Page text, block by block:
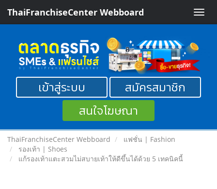
Toggle
ThaiFranchiseCenter Webboard
เข้าสู่ระบบ
สมัครสมาชิก
สนใจโฆษณา
ThaiFranchiseCenter Webboard
แฟชั่น | Fashion
รองเท้า | Shoes
แก้รองเท้าแตะสวมไม่สบายเท้าให้ดีขึ้นได้ด้วย 5 เทคนิคนี้